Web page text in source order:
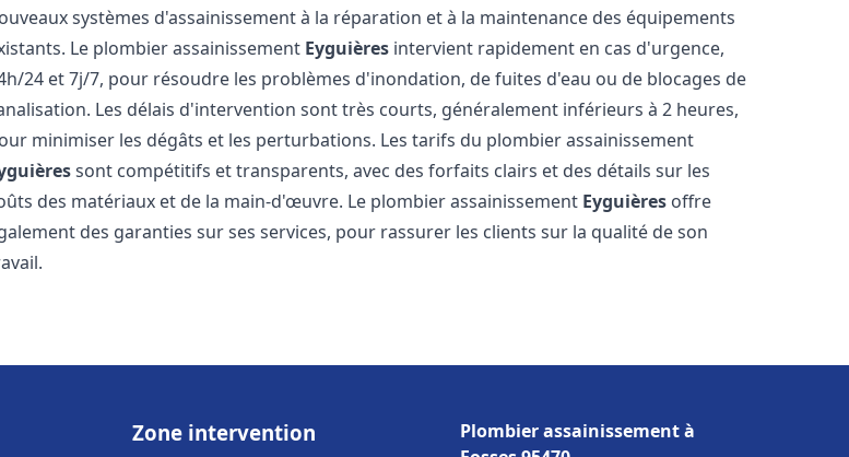
systèmes d'assainissement à la réparation et à la maintenance des équipements
Le plombier assainissement Eyguières intervient rapidement en cas d'urgence,
24 et 7j/7, pour résoudre les problèmes d'inondation, de fuites d'eau ou de blocages de
Les délais d'intervention sont très courts, généralement inférieurs à 2 heures,
minimiser les dégâts et les perturbations. Les tarifs du plombier assainissement
sont compétitifs et transparents, avec des forfaits clairs et des détails sur les
des matériaux et de la main-d'œuvre. Le plombier assainissement Eyguières offre
des garanties sur ses services, pour rassurer les clients sur la qualité de son
Zone intervention
Plombier assainissement à